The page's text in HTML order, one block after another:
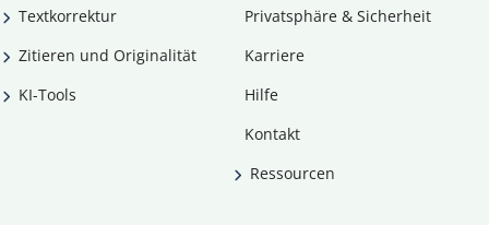
Textkorrektur
Zitieren und Originalität
KI-Tools
Privatsphäre & Sicherheit
Karriere
Hilfe
Kontakt
Ressourcen